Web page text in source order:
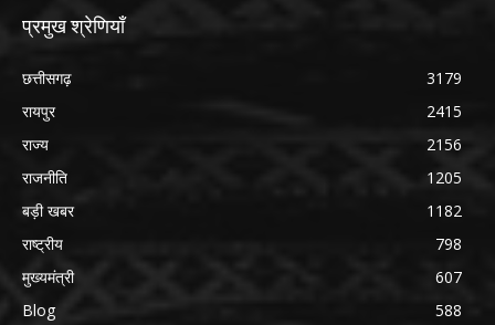
प्रमुख श्रेणियाँ
छत्तीसगढ़
3179
रायपुर
2415
राज्य
2156
राजनीति
1205
बड़ी खबर
1182
राष्ट्रीय
798
मुख्यमंत्री
607
Blog
588